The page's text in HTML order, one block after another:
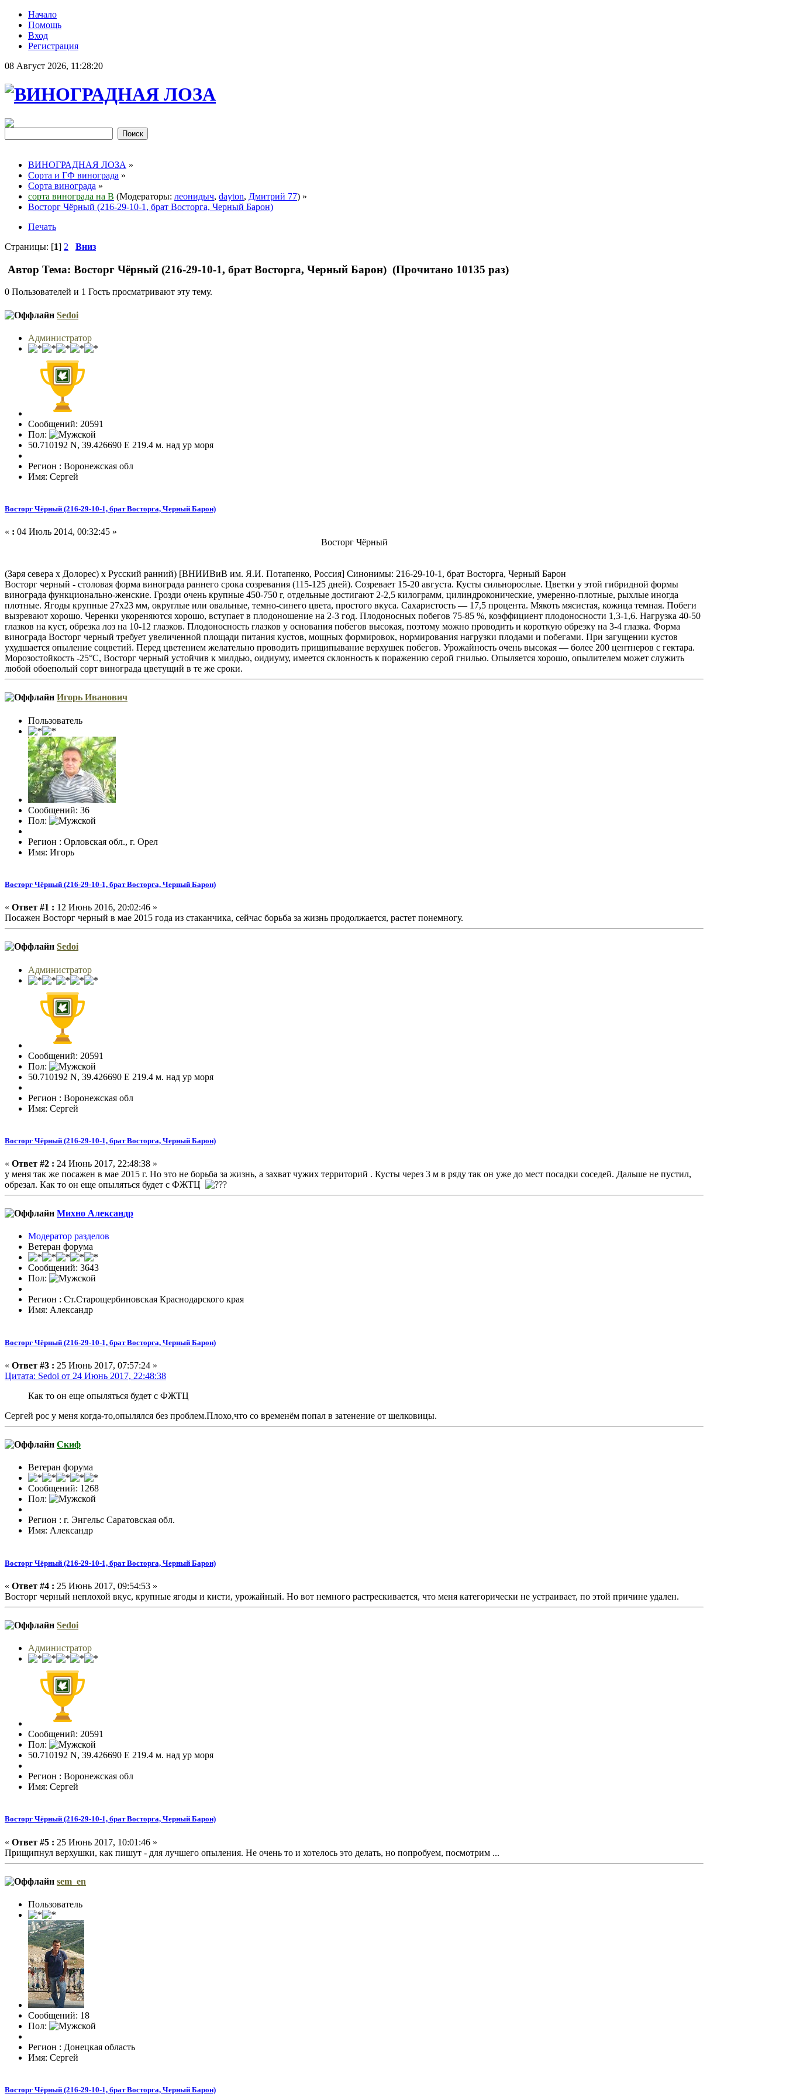
Начало
Помощь
Вход
Регистрация
08 Август 2026, 11:28:20
ВИНОГРАДНАЯ ЛОЗА »
Сорта и ГФ винограда »
Сорта винограда »
сорта винограда на В (Модераторы: леонидыч, dayton, Дмитрий 77) »
Восторг Чёрный (216-29-10-1, брат Восторга, Черный Барон)
Печать
Страницы: [1] 2 Вниз
Автор Тема: Восторг Чёрный (216-29-10-1, брат Восторга, Черный Барон) (Прочитано 10135 раз)
0 Пользователей и 1 Гость просматривают эту тему.
Sedoi
Администратор
Сообщений: 20591
Пол:
50.710192 N, 39.426690 E 219.4 м. над ур моря
Регион : Воронежская обл
Имя: Сергей
Восторг Чёрный (216-29-10-1, брат Восторга, Черный Барон)
« : 04 Июль 2014, 00:32:45 »
Восторг Чёрный
(Заря севера х Долорес) х Русский ранний) [ВНИИВиВ им. Я.И. Потапенко, Россия] Синонимы: 216-29-10-1, брат Восторга, Черный Барон
Восторг черный - столовая форма винограда раннего срока созревания (115-125 дней). Созревает 15-20 августа. Кусты сильнорослые. Цветки у этой гибридной формы
винограда функционально-женские. Грозди очень крупные 450-750 г, отдельные достигают 2-2,5 килограмм, цилиндроконические, умеренно-плотные, рыхлые иногда
плотные. Ягоды крупные 27x23 мм, округлые или овальные, темно-синего цвета, простого вкуса. Сахаристость — 17,5 процента. Мякоть мясистая, кожица темная. Побеги
вызревают хорошо. Черенки укореняются хорошо, вступает в плодоношение на 2-3 год. Плодоносных побегов 75-85 %, коэффициент плодоносности 1,3-1,6. Нагрузка 40-50
глазков на куст, обрезка лоз на 10-12 глазков. Плодоносность глазков у основания побегов высокая, поэтому можно проводить и короткую обрезку на 3-4 глазка. Форма
винограда Восторг черный требует увеличенной площади питания кустов, мощных формировок, нормирования нагрузки плодами и побегами. При загущении кустов
ухудшается опыление соцветий. Перед цветением желательно проводить прищипывание верхушек побегов. Урожайность очень высокая — более 200 центнеров с гектара.
Морозостойкость -25°С, Восторг черный устойчив к милдью, оидиуму, имеется склонность к поражению серой гнилью. Опыляется хорошо, опылителем может служить
любой обоеполый сорт винограда цветущий в те же сроки.
Игорь Иванович
Пользователь
Сообщений: 36
Пол:
Регион : Орловская обл., г. Орел
Имя: Игорь
Восторг Чёрный (216-29-10-1, брат Восторга, Черный Барон)
« Ответ #1 : 12 Июнь 2016, 20:02:46 »
Посажен Восторг черный в мае 2015 года из стаканчика, сейчас борьба за жизнь продолжается, растет понемногу.
Sedoi
Администратор
Сообщений: 20591
Пол:
50.710192 N, 39.426690 E 219.4 м. над ур моря
Регион : Воронежская обл
Имя: Сергей
Восторг Чёрный (216-29-10-1, брат Восторга, Черный Барон)
« Ответ #2 : 24 Июнь 2017, 22:48:38 »
у меня так же посажен в мае 2015 г. Но это не борьба за жизнь, а захват чужих территорий . Кусты через 3 м в ряду так он уже до мест посадки соседей. Дальше не пустил,
обрезал. Как то он еще опыляться будет с ФЖТЦ
Михно Александр
Модератор разделов
Ветеран форума
Сообщений: 3643
Пол:
Регион : Ст.Старощербиновская Краснодарского края
Имя: Александр
Восторг Чёрный (216-29-10-1, брат Восторга, Черный Барон)
« Ответ #3 : 25 Июнь 2017, 07:57:24 »
Цитата: Sedoi от 24 Июнь 2017, 22:48:38
Как то он еще опыляться будет с ФЖТЦ
Сергей рос у меня когда-то,опылялся без проблем.Плохо,что со временём попал в затенение от шелковицы.
Скиф
Ветеран форума
Сообщений: 1268
Пол:
Регион : г. Энгельс Саратовская обл.
Имя: Александр
Восторг Чёрный (216-29-10-1, брат Восторга, Черный Барон)
« Ответ #4 : 25 Июнь 2017, 09:54:53 »
Восторг черный неплохой вкус, крупные ягоды и кисти, урожайный. Но вот немного растрескивается, что меня категорически не устраивает, по этой причине удален.
Sedoi
Администратор
Сообщений: 20591
Пол:
50.710192 N, 39.426690 E 219.4 м. над ур моря
Регион : Воронежская обл
Имя: Сергей
Восторг Чёрный (216-29-10-1, брат Восторга, Черный Барон)
« Ответ #5 : 25 Июнь 2017, 10:01:46 »
Прищипнул верхушки, как пишут - для лучшего опыления. Не очень то и хотелось это делать, но попробуем, посмотрим ...
sem_en
Пользователь
Сообщений: 18
Пол:
Регион : Донецкая область
Имя: Сергей
Восторг Чёрный (216-29-10-1, брат Восторга, Черный Барон)